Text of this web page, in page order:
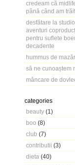
credeam că
până când am
desfătare la
aventuri
pentru suflete
decadente
hummus de
să ne cunoaștem
mâncare de
categories
beauty (1)
boo (8)
club (7)
contributii (3)
dieta (40)